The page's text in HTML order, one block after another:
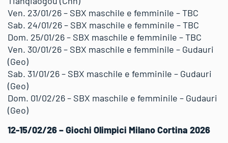
Ven. 23/01/26 – SBX maschile e femminile – TBC
Sab. 24/01/26 – SBX maschile e femminile – TBC
Dom. 25/01/26 – SBX maschile e femminile – TBC
Ven. 30/01/26 – SBX maschile e femminile – Gudauri
(Geo)
Sab. 31/01/26 – SBX maschile e femminile – Gudauri
(Geo)
Dom. 01/02/26 – SBX maschile e femminile – Gudauri
(Geo)
12-15/02/26 – Giochi Olimpici Milano Cortina 2026